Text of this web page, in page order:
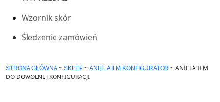
Wzornik skór
Śledzenie zamówień
STRONA GŁÓWNA ~ SKLEP ~ ANIELA II M KONFIGURATOR ~ANIELA II M
DO DOWOLNEJ KONFIGURACJI